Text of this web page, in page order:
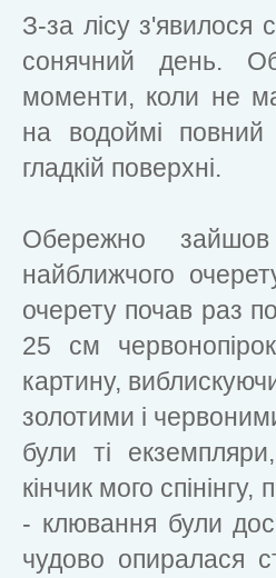
З-за лісу з'явилося
сонячний день.
моменти, коли не
на водоймі
гладкій поверхні.
Обережно
найближчого
очерету почав раз
25 см
картину,
золотими і
були ті
кінчик мого
- клювання були
чудово опиралася